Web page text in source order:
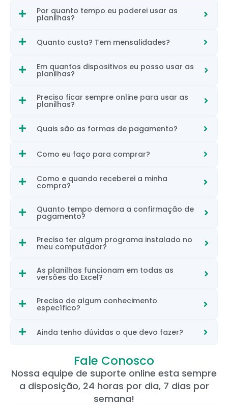
Por quanto tempo eu poderei usar as
planilhas?
Quanto custa? Tem mensalidades?
Em quantos dispositivos eu posso usar as
planilhas?
Preciso ficar sempre online para usar as
planilhas?
Quais são as formas de pagamento?
Como eu faço para comprar?
Como e quando receberei a minha
compra?
Quanto tempo demora a confirmação de
pagamento?
Preciso ter algum programa instalado no
meu computador?
As planilhas funcionam em todas as
versões do Excel?
Preciso de algum conhecimento
específico?
Ainda tenho dúvidas o que devo fazer?
Fale Conosco
Nossa equipe de suporte online esta sempre
a disposição, 24 horas por dia, 7 dias por
semana!